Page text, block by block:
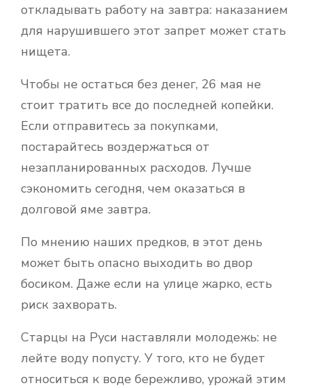
откладывать работу на завтра: наказанием
для нарушившего этот запрет может стать
нищета.
Чтобы не остаться без денег, 26 мая не
стоит тратить все до последней копейки.
Если отправитесь за покупками,
постарайтесь воздержаться от
незапланированных расходов. Лучше
сэкономить сегодня, чем оказаться в
долговой яме завтра.
По мнению наших предков, в этот день
может быть опасно выходить во двор
босиком. Даже если на улице жарко, есть
риск захворать.
Старцы на Руси наставляли молодежь: не
лейте воду попусту. У того, кто не будет
относиться к воде бережливо, урожай этим